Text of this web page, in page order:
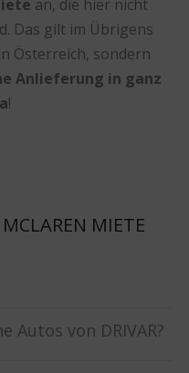
an, die hier nicht
Das gilt im Übrigens
Österreich, sondern
Anlieferung in ganz
!
MIETE
Autos von DRIVAR?